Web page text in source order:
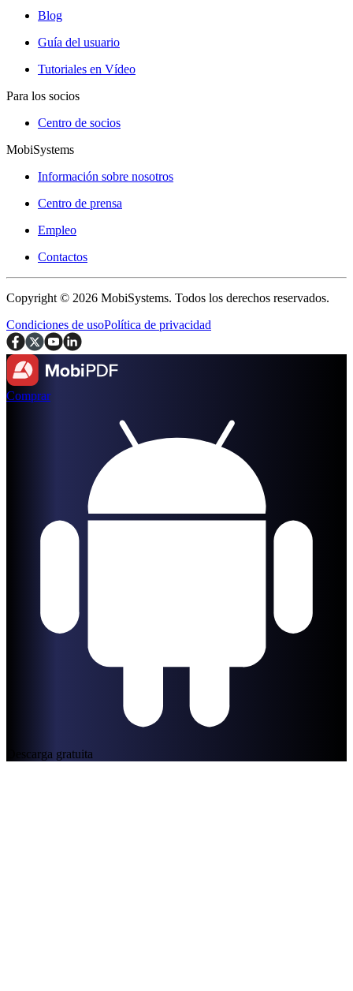
Blog
Guía del usuario
Tutoriales en Vídeo
Para los socios
Centro de socios
MobiSystems
Información sobre nosotros
Centro de prensa
Empleo
Contactos
Copyright © 2026 MobiSystems. Todos los derechos reservados.
Condiciones de usoPolítica de privacidad
Comprar
Descarga gratuita